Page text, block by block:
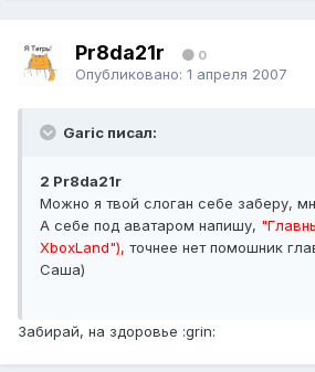
Pr8da21r 0
Опубликовано: 1 апреля 2007
Garic писал:
2 Pr8da21r
Можно я твой слоган себе заберу,
А себе под аватаром напишу,
XboxLand"), точнее нет помошник
Саша)
Забирай, на здоровье :grin: